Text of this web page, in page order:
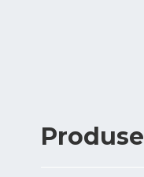
Produse